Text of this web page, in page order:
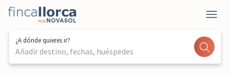
¿A dónde quieres ir?
Añadir destino, fechas, huéspedes
1 / 32